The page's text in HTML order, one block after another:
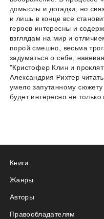
домыслы и догадки, но
и лишь в конце все
героев интересны и
взглядам на мир и
порой смешно, весьма
задуматься о себе,
"Кристофер Клин и
Александрия Рихтер
умело запутанному
будет интересно не
Книги
Жанры
Авторы
Правообладателям